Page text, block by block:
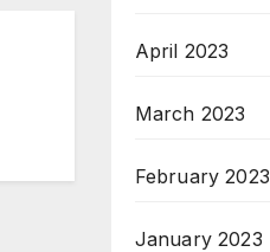
April 2023
March 2023
February 2023
January 2023